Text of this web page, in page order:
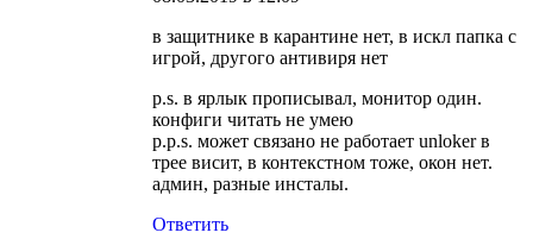
в защитнике в карантине нет, в искл папка с
игрой, другого антивиря нет
p.s. в ярлык прописывал, монитор один.
конфиги читать не умею
p.p.s. может связано не работает unloker в
трее висит, в контекстном тоже, окон нет.
админ, разные инсталы.
Ответить